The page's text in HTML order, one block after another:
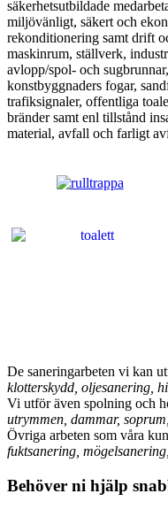
säkerhetsutbildade
miljövänligt, säkert och
rekonditionering samt drift
maskinrum, ställverk,
avlopp/spol- och
konstbyggnaders fogar,
trafiksignaler, offentliga
bränder samt enl tillstånd
material, avfall och farligt
De saneringarbeten vi kan
klotterskydd, oljesanering,
Vi utför även spolning och
utrymmen, dammar,
Övriga arbeten som våra
fuktsanering,
Behöver ni hjälp